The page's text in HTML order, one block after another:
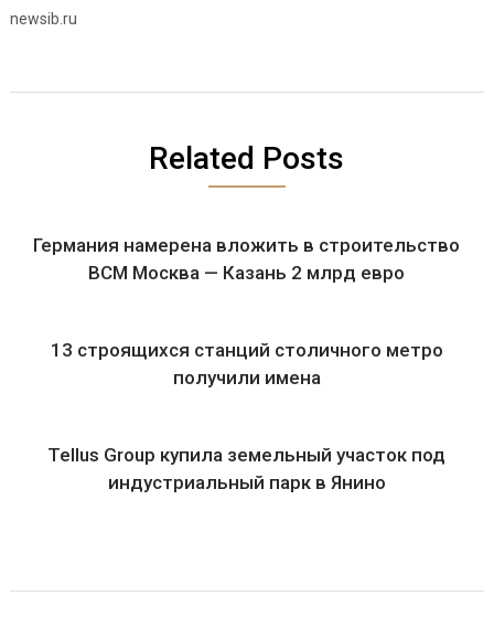
newsib.ru
Related Posts
Германия намерена вложить в строительство
ВСМ Москва — Казань 2 млрд евро
13 строящихся станций столичного метро
получили имена
Tellus Group купила земельный участок под
индустриальный парк в Янино